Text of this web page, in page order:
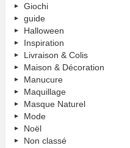
Giochi
guide
Halloween
Inspiration
Livraison & Colis
Maison & Décoration
Manucure
Maquillage
Masque Naturel
Mode
Noël
Non classé